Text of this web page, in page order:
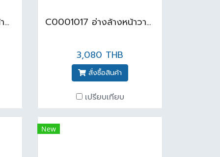
TF-470LM-SB-O อ่างล้างหน้าฝันใต้เคาน์เตอร์ โอวาลีน สีน้ำเงิน C0001017 อ่างล้างหน้าวางบนเคาน์เตอร์ COTTO สีขาว
3,080 THB
สั่งซื้อสินค้า
เปรียบเทียบ
New